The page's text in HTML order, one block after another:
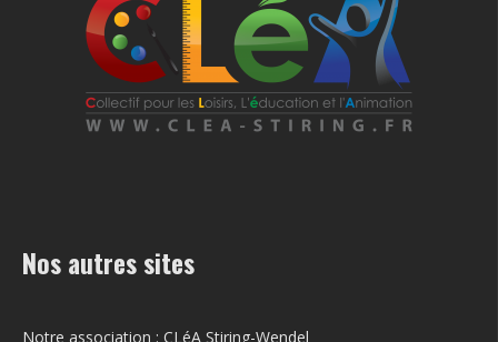
Nos autres sites
Notre association : CLéA Stiring-Wendel